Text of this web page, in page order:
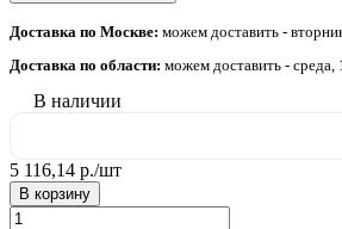
Доставка по Москве: можем доставить -
Доставка по области: можем доставить - среда,
В наличии
5 116,14 р./шт
В корзину